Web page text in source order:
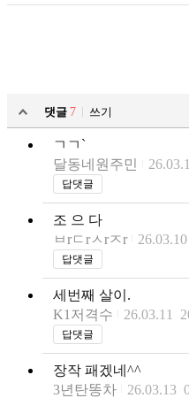
댓글 7
쓰기
ㄱㄱ`
달동네원주민
답댓글
조 으 다
ㅂrㄷrㅅrㅈr
답댓글
세번째 살이.
K1저격수
26.03.11
답댓글
장작 패겠네^^
3년탄똥차
26.03.13